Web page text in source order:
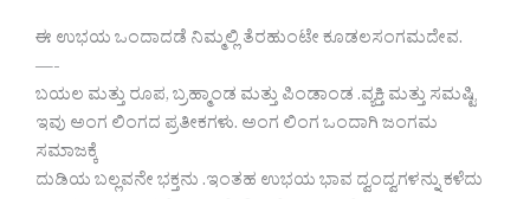
ಈ ಉಭಯ ಒಂದಾದಡೆ ನಿಮ್ಮಲ್ಲಿ ತೆರಹುಂಟೇ ಕೂಡಲಸಂಗಮದೇವ.
—-
ಬಯಲ ಮತ್ತು ರೂಪ, ಬ್ರಹ್ಮಾಂಡ ಮತ್ತು ಪಿಂಡಾಂಡ .ವ್ಯಕ್ತಿ ಮತ್ತು ಸಮಷ್ಟಿ
ಇವು ಅಂಗ ಲಿಂಗದ ಪ್ರತೀಕಗಳು. ಅಂಗ ಲಿಂಗ ಒಂದಾಗಿ ಜಂಗಮ
ಸಮಾಜಕ್ಕೆ
ದುಡಿಯ ಬಲ್ಲವನೇ ಭಕ್ತನು .ಇಂತಹ ಉಭಯ ಭಾವ ದ್ವಂದ್ವಗಳನ್ನು ಕಳೆದು